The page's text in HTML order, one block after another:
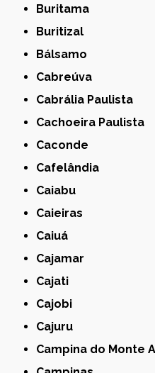
Buritama
Buritizal
Bálsamo
Cabreúva
Cabrália Paulista
Cachoeira Paulista
Caconde
Cafelândia
Caiabu
Caieiras
Caiuá
Cajamar
Cajati
Cajobi
Cajuru
Campina do Monte